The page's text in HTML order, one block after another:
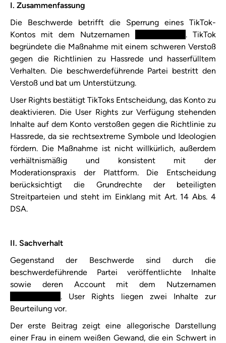
I. Zusammenfassung
Die Beschwerde betrifft die Sperrung eines TikTok-
Kontos mit dem Nutzernamen
. TikTok
begründete die Maßnahme mit einem schweren Verstoß
gegen die Richtlinien zu Hassrede und hasserfülltem
Verhalten. Die beschwerdeführende Partei bestritt den
Verstoß und bat um Unterstützung.
User Rights bestätigt TikToks Entscheidung, das Konto zu
deaktivieren. Die User Rights zur Verfügung stehenden
Inhalte auf dem Konto verstoßen gegen die Richtlinie zu
Hassrede, da sie rechtsextreme Symbole und Ideologien
fördern. Die Maßnahme ist nicht willkürlich, außerdem
verhältnismäßig und konsistent mit der
Moderationspraxis der Plattform. Die Entscheidung
berücksichtigt die Grundrechte der beteiligten
Streitparteien und steht im Einklang mit Art. 14 Abs. 4
DSA.
II. Sachverhalt
Gegenstand der Beschwerde sind durch die
beschwerdeführende Partei veröffentlichte Inhalte
sowie deren Account mit dem Nutzernamen
. User Rights liegen zwei Inhalte zur
Beurteilung vor.
Der erste Beitrag zeigt eine allegorische Darstellung
einer Frau in einem weißen Gewand, die ein Schwert in